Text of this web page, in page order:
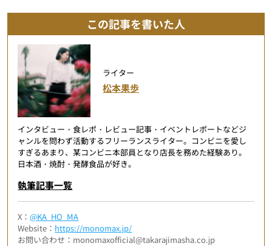
この記事を書いた人
ライター
松本果歩
インタビュー・食レポ・レビュー記事・イベントレポートなどジ
ャンルを問わず活動するフリーランスライター。コンビニを愛し
すぎるあまり、某コンビニ本部員となり店長を務めた経験あり。
日本酒・焼酎・発酵食品が好き。
執筆記事一覧
X：@KA_HO_MA
Website： https://monomax.jp/
お問い合わせ：monomaxofficial@takarajimasha.co.jp